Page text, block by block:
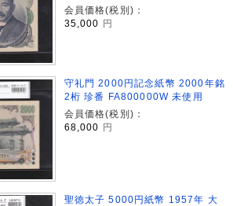
会員価格(税別)：
35,000 円
守礼門 2000円記念紙幣 2000年銘
2桁 珍番 FA800000W 未使用
会員価格(税別)：
68,000
円
聖徳太子 5000円紙幣 1957年 大